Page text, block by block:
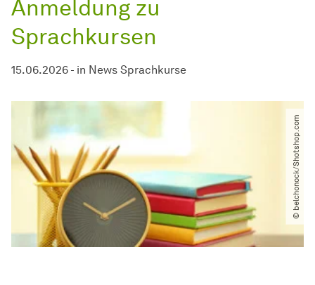
Anmeldung zu
Sprachkursen
15.06.2026 - in News Sprachkurse
© belchonock​/​Shotshop.com